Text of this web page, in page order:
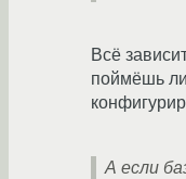
Всё
поймёшь
А если